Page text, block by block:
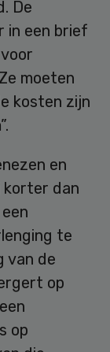
De
in een brief
moeten
kosten zijn
en
dan
te
van de
op
op